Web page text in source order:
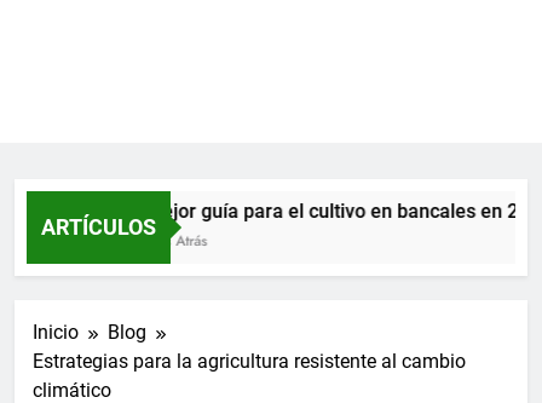
ARTÍCULOS
La mejor guía para el cultivo en bancales en 2026
3 Meses Atrás
Inicio
Blog
Estrategias para la agricultura resistente al cambio
climático